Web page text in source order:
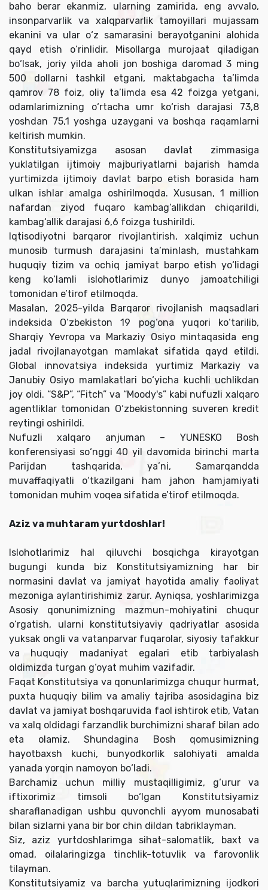
baho berar ekanmiz, ularning zamirida, eng avvalo,
insonparvarlik va xalqparvarlik tamoyillari mujassam
ekanini va ular o‘z samarasini berayotganini alohida
qayd etish o‘rinlidir. Misollarga murojaat qiladigan
bo‘lsak, joriy yilda aholi jon boshiga daromad 3 ming
500 dollarni tashkil etgani, maktabgacha ta’limda
qamrov 78 foiz, oliy ta’limda esa 42 foizga yetgani,
odamlarimizning o‘rtacha umr ko‘rish darajasi 73,8
yoshdan 75,1 yoshga uzaygani va boshqa raqamlarni
keltirish mumkin.
Konstitutsiyamizga asosan davlat zimmasiga
yuklatilgan ijtimoiy majburiyatlarni bajarish hamda
yurtimizda ijtimoiy davlat barpo etish borasida ham
ulkan ishlar amalga oshirilmoqda. Xususan, 1 million
nafardan ziyod fuqaro kambag‘allikdan chiqarildi,
kambag‘allik darajasi 6,6 foizga tushirildi.
Iqtisodiyotni barqaror rivojlantirish, xalqimiz uchun
munosib turmush darajasini ta’minlash, mustahkam
huquqiy tizim va ochiq jamiyat barpo etish yo‘lidagi
keng ko‘lamli islohotlarimiz dunyo jamoatchiligi
tomonidan e’tirof etilmoqda.
Masalan, 2025-yilda Barqaror rivojlanish maqsadlari
indeksida O‘zbekiston 19 pog‘ona yuqori ko‘tarilib,
Sharqiy Yevropa va Markaziy Osiyo mintaqasida eng
jadal rivojlanayotgan mamlakat sifatida qayd etildi.
Global innovatsiya indeksida yurtimiz Markaziy va
Janubiy Osiyo mamlakatlari bo‘yicha kuchli uchlikdan
joy oldi. “S&P”, “Fitch” va “Moody's” kabi nufuzli xalqaro
agentliklar tomonidan O‘zbekistonning suveren kredit
reytingi oshirildi.
Nufuzli xalqaro anjuman – YUNЕSKO Bosh
konferensiyasi so‘nggi 40 yil davomida birinchi marta
Parijdan tashqarida, ya’ni, Samarqandda
muvaffaqiyatli o‘tkazilgani ham jahon hamjamiyati
tomonidan muhim voqea sifatida e’tirof etilmoqda.
Aziz va muhtaram yurtdoshlar!
Islohotlarimiz hal qiluvchi bosqichga kirayotgan
bugungi kunda biz Konstitutsiyamizning har bir
normasini davlat va jamiyat hayotida amaliy faoliyat
mezoniga aylantirishimiz zarur. Ayniqsa, yoshlarimizga
Asosiy qonunimizning mazmun-mohiyatini chuqur
o‘rgatish, ularni konstitutsiyaviy qadriyatlar asosida
yuksak ongli va vatanparvar fuqarolar, siyosiy tafakkur
va huquqiy madaniyat egalari etib tarbiyalash
oldimizda turgan g‘oyat muhim vazifadir.
Faqat Konstitutsiya va qonunlarimizga chuqur hurmat,
puxta huquqiy bilim va amaliy tajriba asosidagina biz
davlat va jamiyat boshqaruvida faol ishtirok etib, Vatan
va xalq oldidagi farzandlik burchimizni sharaf bilan ado
eta olamiz. Shundagina Bosh qomusimizning
hayotbaxsh kuchi, bunyodkorlik salohiyati amalda
yanada yorqin namoyon bo‘ladi.
Barchamiz uchun milliy mustaqilligimiz, g‘urur va
iftixorimiz timsoli bo‘lgan Konstitutsiyamiz
sharaflanadigan ushbu quvonchli ayyom munosabati
bilan sizlarni yana bir bor chin dildan tabriklayman.
Siz, aziz yurtdoshlarimga sihat-salomatlik, baxt va
omad, oilalaringizga tinchlik-totuvlik va farovonlik
tilayman.
Konstitutsiyamiz va barcha yutuqlarimizning ijodkori